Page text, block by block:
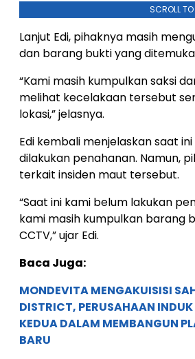
SCROLL
Lanjut Edi, pihaknya masih
dan barang bukti yang
“Kami masih kumpulkan saksi
melihat kecelakaan tersebut
lokasi,” jelasnya.
Edi kembali menjelaskan saat
dilakukan penahanan. Namun,
terkait insiden maut tersebut.
“Saat ini kami belum lakukan
kami masih kumpulkan barang
CCTV,” ujar Edi.
Baca Juga:
MONDEVITA MENGAKUISISI
DISTRICT, PERUSAHAAN
KEDUA DALAM MEMBANGUN
BARU